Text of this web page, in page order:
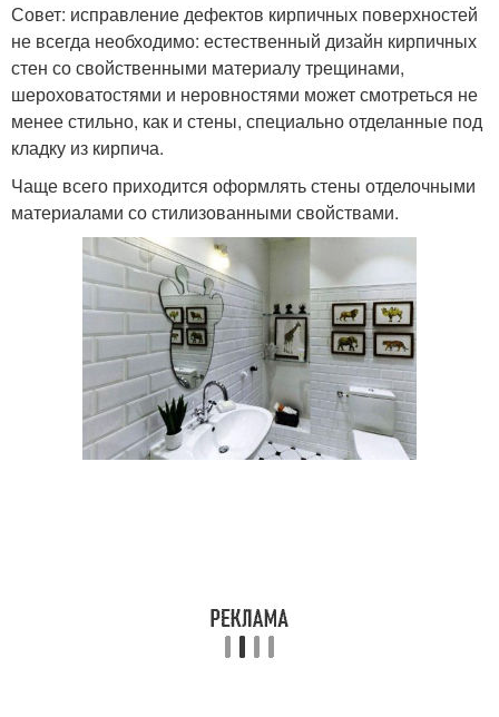
Совет: исправление дефектов кирпичных поверхностей
не всегда необходимо: естественный дизайн кирпичных
стен со свойственными материалу трещинами,
шероховатостями и неровностями может смотреться не
менее стильно, как и стены, специально отделанные под
кладку из кирпича.
Чаще всего приходится оформлять стены отделочными
материалами со стилизованными свойствами.